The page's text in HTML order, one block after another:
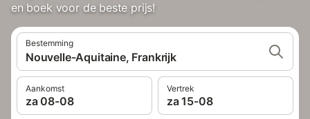
en boek voor de beste prijs!
Bestemming
Nouvelle-Aquitaine, Frankrijk
Aankomst
za 08-08
Vertrek
za 15-08